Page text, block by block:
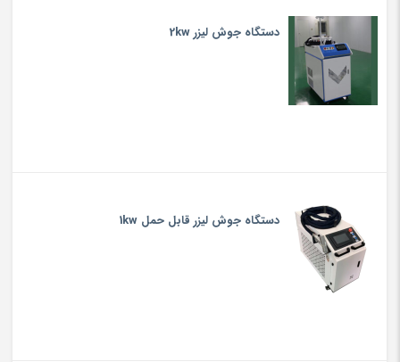
دستگاه جوش لیزر 2kw
دستگاه جوش لیزر قابل حمل 1kw